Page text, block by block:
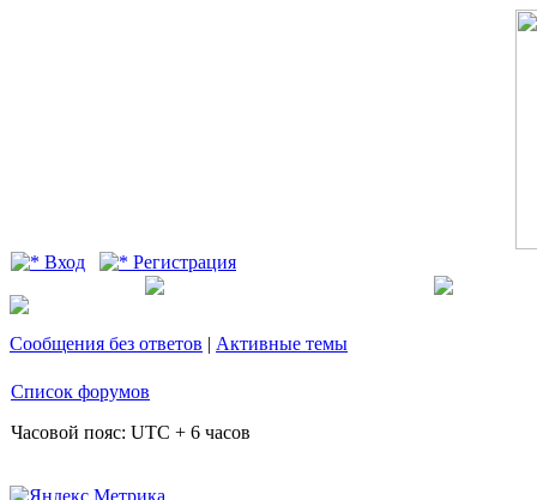
Вход Регистрация
Сообщения без ответов | Активные темы
Список форумов
Часовой пояс: UTC + 6 часов